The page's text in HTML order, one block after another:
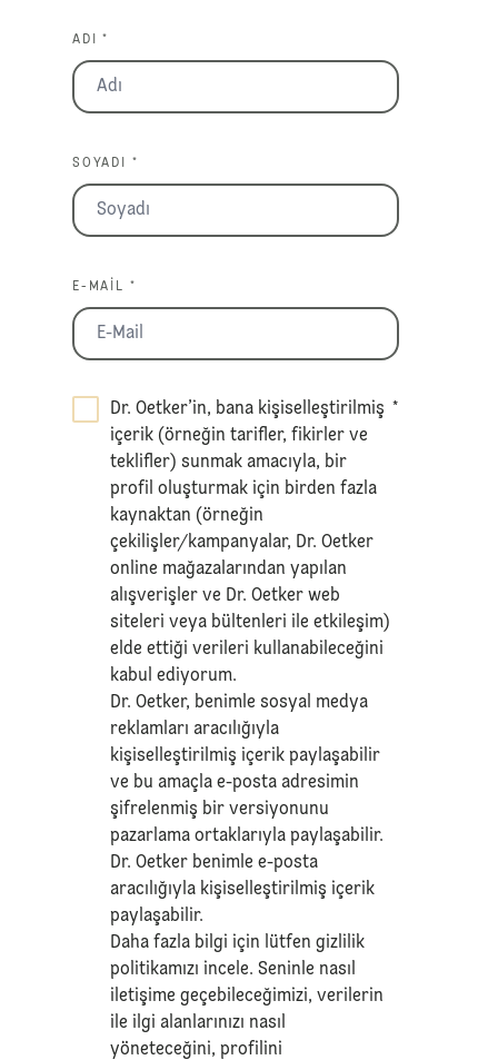
ADI *
SOYADI *
E-MAIL *
Dr. Oetker’in, bana kişiselleştirilmiş
içerik (örneğin tarifler, fikirler ve
teklifler) sunmak amacıyla, bir
profil oluşturmak için birden fazla
kaynaktan (örneğin
çekilişler/kampanyalar, Dr. Oetker
online mağazalarından yapılan
alışverişler ve Dr. Oetker web
siteleri veya bültenleri ile etkileşim)
elde ettiği verileri kullanabileceğini
kabul ediyorum.
Dr. Oetker, benimle sosyal medya
reklamları aracılığıyla
kişiselleştirilmiş içerik paylaşabilir
ve bu amaçla e-posta adresimin
şifrelenmiş bir versiyonunu
pazarlama ortaklarıyla paylaşabilir.
Dr. Oetker benimle e-posta
aracılığıyla kişiselleştirilmiş içerik
paylaşabilir.
Daha fazla bilgi için lütfengizlilik
politikamızı incele. Seninle nasıl
iletişime geçebileceğimizi, verilerin
ile ilgi alanlarınızı nasıl
yöneteceğini, profilini
*